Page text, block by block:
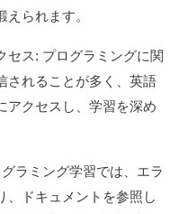
られます。
セス: プログラミングに関
されることが多く、英語
アクセスし、学習を深め
ラミング学習では、エラ
、ドキュメントを参照し